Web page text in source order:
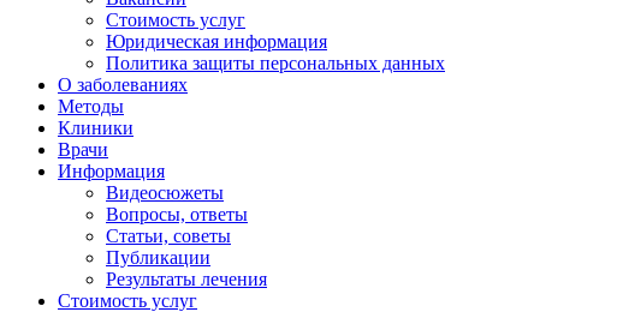
Стоимость услуг
Юридическая информация
Политика защиты персональных данных
О заболеваниях
Методы
Клиники
Врачи
Информация
Видеосюжеты
Вопросы, ответы
Статьи, советы
Публикации
Результаты лечения
Стоимость услуг